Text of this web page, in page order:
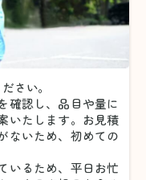
さい。
確認し、品目や量に
いたします。お見積
ないため、初めての
いるため、平日お忙